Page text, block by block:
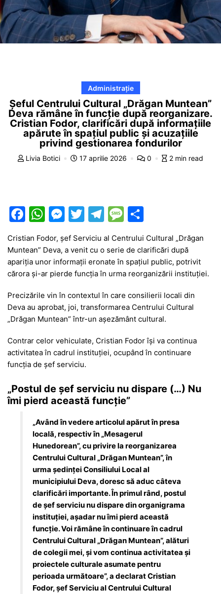
Administrație
Șeful Centrului Cultural „Drăgan Muntean”
Deva rămâne în funcție după reorganizare.
Cristian Fodor, clarificări după informațiile
apărute în spațiul public și acuzațiile
privind gestionarea fondurilor
Livia Botici 17 aprilie 2026 0 2 min read
F
c
e
b
o
o
k
W
at
s
A
p
p
M
e
s
s
e
n
g
er
T
w
itt
er
T
e
gr
a
m
M
s
s
a
g
e
ta
je
a
z
ă
Cristian Fodor, șef Serviciu al Centrului Cultural „Drăgan
Muntean” Deva, a venit cu o serie de clarificări după
apariția unor informații eronate în spațiul public, potrivit
cărora și-ar pierde funcția în urma reorganizării instituției.
Precizările vin în contextul în care consilierii locali din
Deva au aprobat, joi, transformarea Centrului Cultural
„Drăgan Muntean” într-un așezământ cultural.
Contrar celor vehiculate, Cristian Fodor își va continua
activitatea în cadrul instituției, ocupând în continuare
funcția de șef serviciu.
„Postul de șef serviciu nu dispare (…) Nu
îmi pierd această funcție”
„Având în vedere articolul apărut în presa
locală, respectiv în „Mesagerul
Hunedorean”, cu privire la reorganizarea
Centrului Cultural „Drăgan Muntean”, în
urma ședinței Consiliului Local al
municipiului Deva, doresc să aduc câteva
clarificări importante. În primul rând, postul
de șef serviciu nu dispare din organigrama
instituției, așadar nu îmi pierd această
funcție. Voi rămâne în continuare în cadrul
Centrului Cultural „Drăgan Muntean”, alături
de colegii mei, și vom continua activitatea și
proiectele culturale asumate pentru
perioada următoare”, a declarat Cristian
Fodor, șef Serviciu al Centrului Cultural